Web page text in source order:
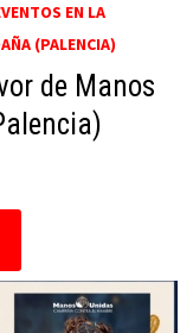
EN LA
(PALENCIA)
de Manos